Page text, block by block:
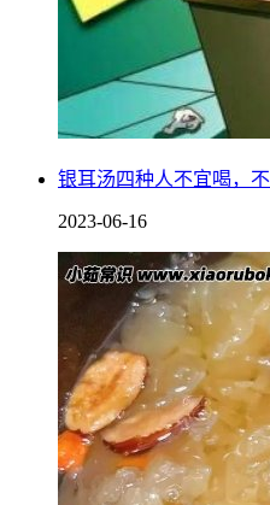
银耳汤四种人不宜喝，
2023-06-16